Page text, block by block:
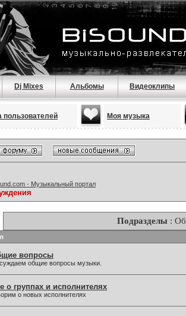
Dj Mixes Альбомы Видеоклипы
пользователей Моя музыка
- Музыкальный портал
Подразделы :
вопросы
общие вопросы музыки.
о группах и исполнителях
о новых исполнителях